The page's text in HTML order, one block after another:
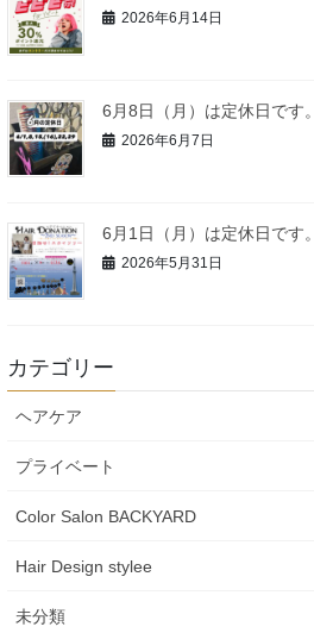
2026年6月14日
6月8日（月）は定休日です。
2026年6月7日
6月1日（月）は定休日です。
2026年5月31日
カテゴリー
ヘアケア
プライベート
Color Salon BACKYARD
Hair Design stylee
未分類